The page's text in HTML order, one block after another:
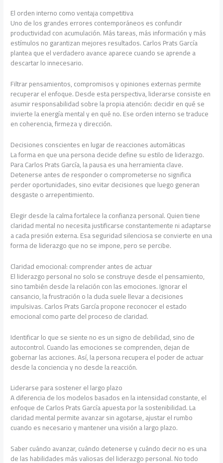
El orden interno como ventaja competitiva
Uno de los grandes errores contemporáneos es confundir
productividad con acumulación. Más tareas, más información y más
estímulos no garantizan mejores resultados. Carlos Prats García
plantea que el verdadero avance aparece cuando se aprende a
descartar lo innecesario.
Filtrar pensamientos, compromisos y opiniones externas permite
recuperar el enfoque. Desde esta perspectiva, liderarse consiste en
asumir responsabilidad sobre la propia atención: decidir en qué se
invierte la energía mental y en qué no. Ese orden interno se traduce
en coherencia, firmeza y dirección.
Decisiones conscientes en lugar de reacciones automáticas
La forma en que una persona decide define su estilo de liderazgo.
Para Carlos Prats García, la pausa es una herramienta clave.
Detenerse antes de responder o comprometerse no significa
perder oportunidades, sino evitar decisiones que luego generan
desgaste o arrepentimiento.
Elegir desde la calma fortalece la confianza personal. Quien tiene
claridad mental no necesita justificarse constantemente ni adaptarse
a cada presión externa. Esa seguridad silenciosa se convierte en una
forma de liderazgo que no se impone, pero se percibe.
Claridad emocional: comprender antes de actuar
El liderazgo personal no solo se construye desde el pensamiento,
sino también desde la relación con las emociones. Ignorar el
cansancio, la frustración o la duda suele llevar a decisiones
impulsivas. Carlos Prats García propone reconocer el estado
emocional como parte del proceso de claridad.
Identificar lo que se siente no es un signo de debilidad, sino de
autocontrol. Cuando las emociones se comprenden, dejan de
gobernar las acciones. Así, la persona recupera el poder de actuar
desde la conciencia y no desde la reacción.
Liderarse para sostener el largo plazo
A diferencia de los modelos basados en la intensidad constante, el
enfoque de Carlos Prats García apuesta por la sostenibilidad. La
claridad mental permite avanzar sin agotarse, ajustar el rumbo
cuando es necesario y mantener una visión a largo plazo.
Saber cuándo avanzar, cuándo detenerse y cuándo decir no es una
de las habilidades más valiosas del liderazgo personal. No todo